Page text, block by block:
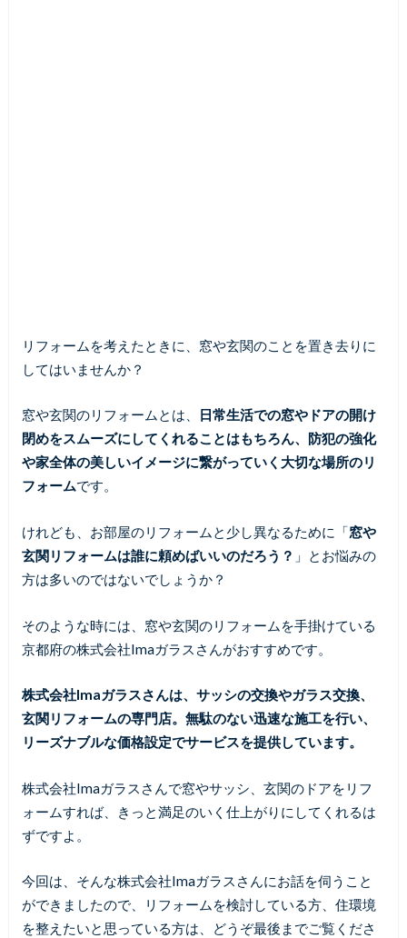
リフォームを考えたときに、窓や玄関のことを置き去りに
してはいませんか？
窓や玄関のリフォームとは、
日常生活での窓やドアの開け
閉めをスムーズにしてくれることはもちろん、防犯の強化
や家全体の美しいイメージに繋がっていく大切な場所のリ
フォームです。
けれども、お部屋のリフォームと少し異なるために「窓や
玄関リフォームは誰に頼めばいいのだろう？ 」とお悩みの
方は多いのではないでしょうか？
そのような時には、窓や玄関のリフォームを手掛けている
京都府の株式会社Imaガラスさんがおすすめです。
株式会社Imaガラスさんは、サッシの交換やガラス交換、
玄関リフォームの専門店。無駄のない迅速な施工を行い、
リーズナブルな価格設定でサービスを提供しています。
株式会社Imaガラスさんで窓やサッシ、玄関のドアをリフ
ォームすれば、きっと満足のいく仕上がりにしてくれるは
ずですよ。
今回は、そんな株式会社Imaガラスさんにお話を伺うこと
ができましたので、リフォームを検討している方、住環境
を整えたいと思っている方は、どうぞ最後までご覧くださ